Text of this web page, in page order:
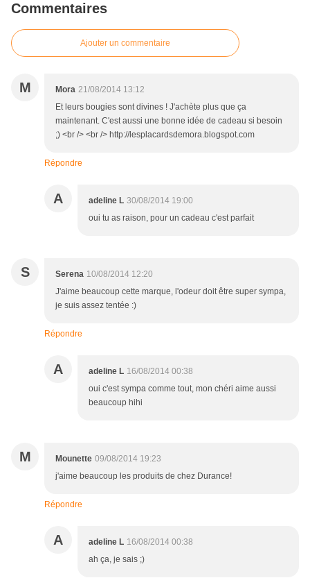
Commentaires
Ajouter un commentaire
M Mora 21/08/2014 13:12
Et leurs bougies sont divines ! J'achète plus que ça
maintenant. C'est aussi une bonne idée de cadeau si besoin
;) <br /> <br /> http://lesplacardsdemora.blogspot.com
Répondre
A adeline L 30/08/2014 19:00
oui tu as raison, pour un cadeau c'est parfait
S Serena 10/08/2014 12:20
J'aime beaucoup cette marque, l'odeur doit être super sympa,
je suis assez tentée :)
Répondre
A adeline L 16/08/2014 00:38
oui c'est sympa comme tout, mon chéri aime aussi
beaucoup hihi
M Mounette 09/08/2014 19:23
j'aime beaucoup les produits de chez Durance!
Répondre
A adeline L 16/08/2014 00:38
ah ça, je sais ;)